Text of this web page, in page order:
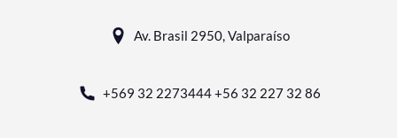
Av. Brasil 2950, Valparaíso
+569 32 2273444 +56 32 227 32 86